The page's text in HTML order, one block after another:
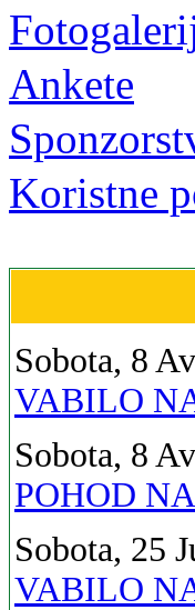
Ankete
Koristne
Sobota, 8
VABILO
Sobota, 8
POHOD
Sobota, 25
VABILO